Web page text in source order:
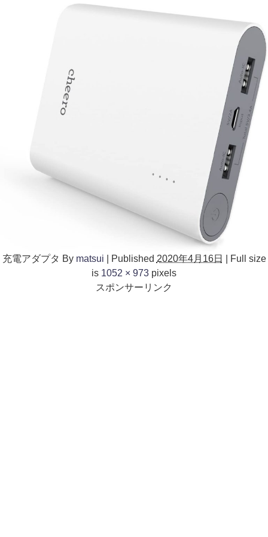
充電アダプタ By matsui Published 2020年4月16日
Full size
is 1052 × 973 pixels
スポンサーリンク